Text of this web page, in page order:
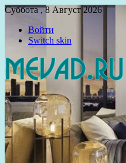
Суббота , 8 Август 2026
Войти
Switch skin